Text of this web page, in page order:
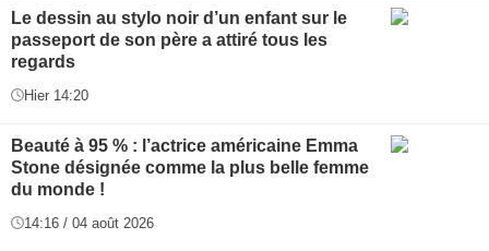
Le dessin au stylo noir d’un enfant sur le
passeport de son père a attiré tous les
regards
Hier 14:20
Beauté à 95 % : l’actrice américaine Emma
Stone désignée comme la plus belle femme
du monde !
14:16 / 04 août 2026